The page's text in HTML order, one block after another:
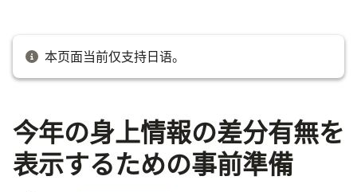
本页面当前仅支持日语。
今年の身上情報の差分有無を
表示するための事前準備